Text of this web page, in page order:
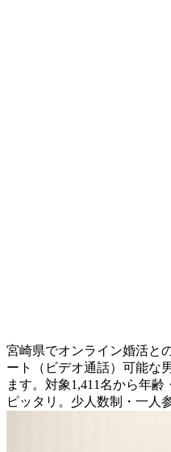
宮崎県でオンライン婚活と
ート（ビデオ通話）可能な
ます。対象1,411名から年齢
ピッタリ。少人数制・一人